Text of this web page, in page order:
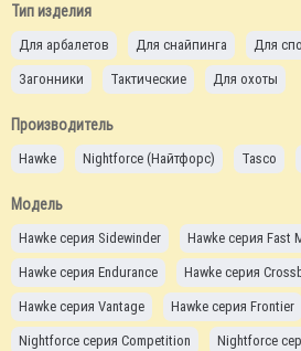
Тип изделия
Для арбалетов Для снайпинга Для
Загонники
Тактические Для охоты
Производитель
Hawke Nightforce (Найтфорс) Tasco
Модель
Hawke серия Sidewinder
Hawke серия Fast
Hawke серия Endurance
Hawke серия
Hawke серия Vantage
Hawke серия Frontier
Nightforce серия Competition
Nightforce